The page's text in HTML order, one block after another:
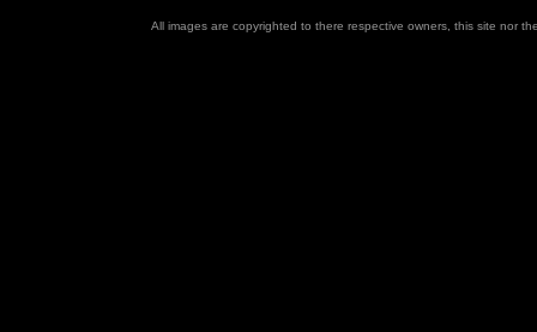
All images are copyrighted to there respective owners, this site nor